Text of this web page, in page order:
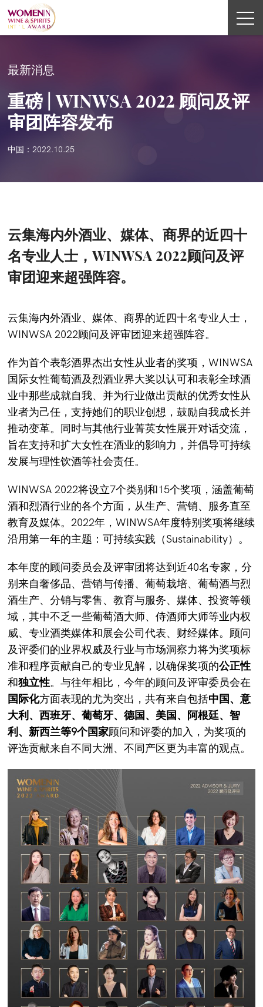
最新消息
重磅 | WINWSA 2022 顾问及评
审团阵容发布
中国：2022.10.25
云集海内外酒业、媒体、商界的近四十
名专业人士，WINWSA 2022顾问及评
审团迎来超强阵容。
云集海内外酒业、媒体、商界的近四十名专业人士，
WINWSA 2022顾问及评审团迎来超强阵容。
作为首个表彰酒界杰出女性从业者的奖项，WINWSA
国际女性葡萄酒及烈酒业界大奖以认可和表彰全球酒
业中那些成就自我、并为行业做出贡献的优秀女性从
业者为己任，支持她们的职业创想，鼓励自我成长并
推动变革。同时与其他行业菁英女性展开对话交流，
旨在支持和扩大女性在酒业的影响力，并倡导可持续
发展与理性饮酒等社会责任。
WINWSA 2022将设立7个类别和15个奖项，涵盖葡萄
酒和烈酒行业的各个方面，从生产、营销、服务直至
教育及媒体。2022年，WINWSA年度特别奖项将继续
沿用第一年的主题：可持续实践（Sustainability）。
本年度的顾问委员会及评审团将达到近40名专家，分
别来自奢侈品、营销与传播、葡萄栽培、葡萄酒与烈
酒生产、分销与零售、教育与服务、媒体、投资等领
域，其中不乏一些葡萄酒大师、侍酒师大师等业内权
威、专业酒类媒体和展会公司代表、财经媒体。顾问
及评委们的业界权威及行业与市场洞察力将为奖项标
准和程序贡献自己的专业见解，以确保奖项的公正性
和独立性。与往年相比，今年的顾问及评审委员会在
国际化方面表现的尤为突出，共有来自包括中国、意
大利、西班牙、葡萄牙、德国、美国、阿根廷、智
利、新西兰等9个国家顾问和评委的加入，为奖项的
评选贡献来自不同大洲、不同产区更为丰富的观点。